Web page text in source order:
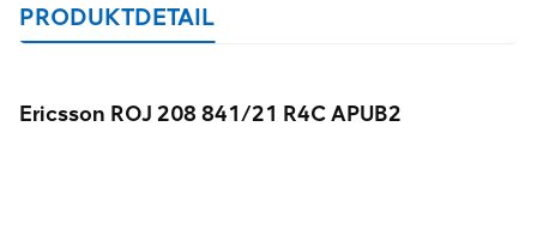
PRODUKTDETAIL
Ericsson ROJ 208 841/21 R4C APUB2